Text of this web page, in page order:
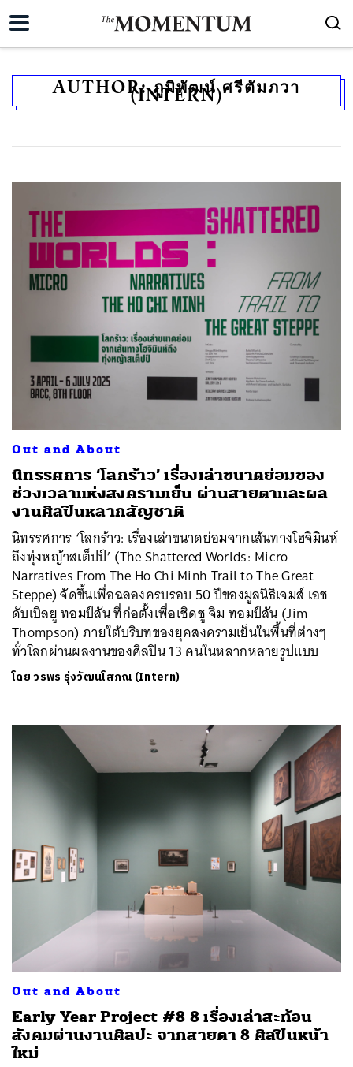
AUTHOR:ภูมิพัฒน์ ศรีตัมภวา
(INTERN)
Out and About
นิทรรศการ ‘โลกร้าว’ เรื่องเล่าขนาดย่อมของ
ช่วงเวลาแห่งสงครามเย็น ผ่านสายตาและผล
งานศิลปินหลากสัญชาติ
นิทรรศการ ‘โลกร้าว: เรื่องเล่าขนาดย่อมจากเส้นทางโฮจิมินห์
ถึงทุ่งหญ้าสเต็ปป์’ (The Shattered Worlds: Micro
Narratives From The Ho Chi Minh Trail to The Great
Steppe) จัดขึ้นเพื่อฉลองครบรอบ 50 ปีของมูลนิธิเจมส์ เอช
ดับเบิลยู ทอมป์สัน ที่ก่อตั้งเพื่อเชิดชู จิม ทอมป์สัน (Jim
Thompson) ภายใต้บริบทของยุคสงครามเย็นในพื้นที่ต่างๆ
ทั่วโลกผ่านผลงานของศิลปิน 13 คนในหลากหลายรูปแบบ
โดยวรพร รุ่งวัฒนโสภณ (Intern)
Out and About
Early Year Project #8 8 เรื่องเล่าสะท้อน
สังคมผ่านงานศิลปะ จากสายตา 8 ศิลปินหน้า
ใหม่